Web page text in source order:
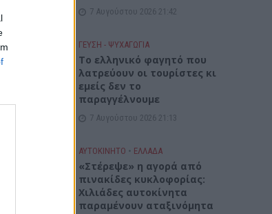
7 Αυγούστου 2026 21:42
ΓΕΎΣΗ - ΨΥΧΑΓΩΓΊΑ
Το ελληνικό φαγητό που
λατρεύουν οι τουρίστες κι
εμείς δεν το
παραγγέλνουμε
7 Αυγούστου 2026 21:13
ΑΥΤΟΚΙΝΗΤΟ • ΕΛΛΑΔΑ
«Στέρεψε» η αγορά από
πινακίδες κυκλοφορίας:
Χιλιάδες αυτοκίνητα
παραμένουν αταξινόμητα